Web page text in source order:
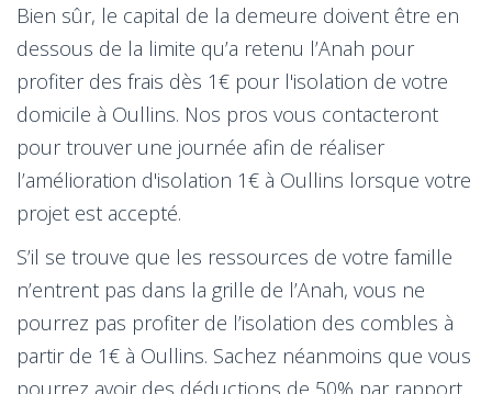
Bien sûr, le capital de la demeure doivent être en
dessous de la limite qu’a retenu l’Anah pour
profiter des frais dès 1€ pour l'isolation de votre
domicile à Oullins. Nos pros vous contacteront
pour trouver une journée afin de réaliser
l’amélioration d'isolation 1€ à Oullins lorsque votre
projet est accepté.
S’il se trouve que les ressources de votre famille
n’entrent pas dans la grille de l’Anah, vous ne
pourrez pas profiter de l’isolation des combles à
partir de 1€ à Oullins. Sachez néanmoins que vous
pourrez avoir des déductions de 50% par rapport